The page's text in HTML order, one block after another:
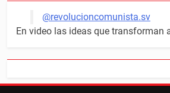
@revolucioncomunista.sv
En video las ideas que transforman